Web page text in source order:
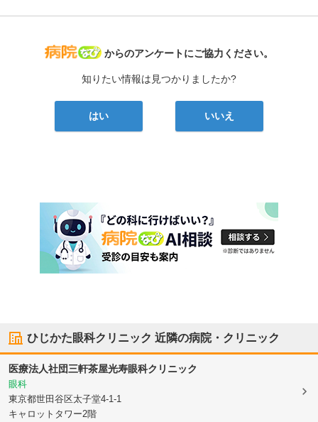
病院なび
からのアンケートにご協力ください。
知りたい情報は見つかりましたか?
はい いいえ
ひじかた眼科クリニック 近隣の病院・クリニック
医療法人社団三軒茶屋光寿眼科クリニック
眼科
東京都世田谷区太子堂4-1-1
キャロットタワー2階